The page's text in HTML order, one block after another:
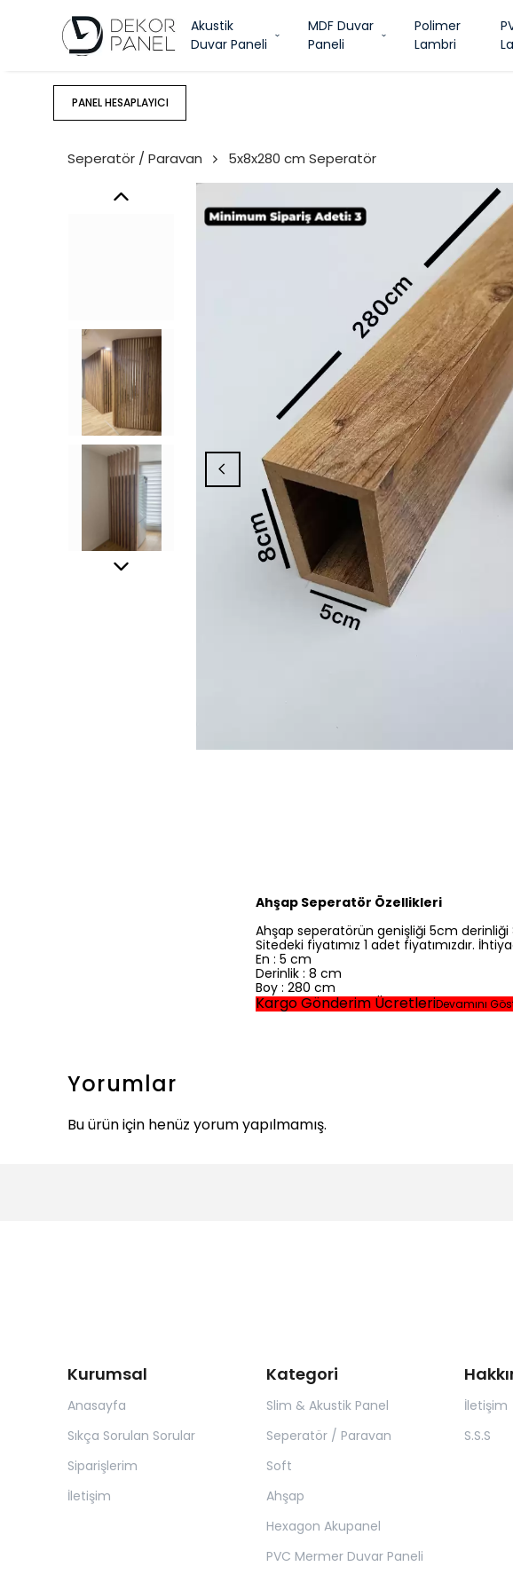
Akustik
Duvar Paneli
MDF Duvar
Paneli
Polimer
Lambri
PANEL HESAPLAYICI
Seperatör / Paravan 5x8x280 cm Seperatör
Ahşap Seperatör Özellikleri
Ahşap seperatörün genişliği 5cm
Sitedeki fiyatımız 1 adet fiyatımızdır.
En : 5 cm
Derinlik : 8 cm
Boy : 280 cm
Kargo Gönderim ÜcretleriDevamını
Yorumlar
Bu ürün için henüz yorum yapılmamış.
Kurumsal
Anasayfa
Sıkça Sorulan Sorular
Siparişlerim
İletişim
Kategori
Slim & Akustik Panel
Seperatör / Paravan
Soft
Ahşap
Hexagon Akupanel
PVC Mermer Duvar Paneli
İletişim
S.S.S